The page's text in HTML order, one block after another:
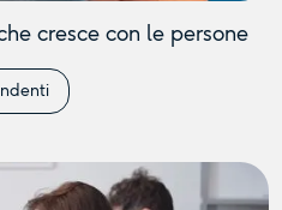
cresce con le persone